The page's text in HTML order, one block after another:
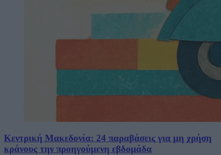
Κεντρική Μακεδονία: 24 παραβάσεις για μη χρήση
κράνους την προηγούμενη εβδομάδα